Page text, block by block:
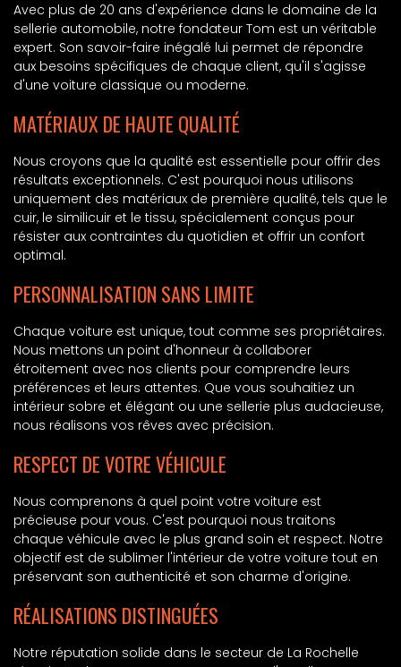
Avec plus de 20 ans d'expérience dans le domaine de la
sellerie automobile, notre fondateur Tom est un véritable
expert. Son savoir-faire inégalé lui permet de répondre
aux besoins spécifiques de chaque client, qu'il s'agisse
d'une voiture classique ou moderne.
MATÉRIAUX DE HAUTE QUALITÉ
Nous croyons que la qualité est essentielle pour offrir des
résultats exceptionnels. C'est pourquoi nous utilisons
uniquement des matériaux de première qualité, tels que le
cuir, le similicuir et le tissu, spécialement conçus pour
résister aux contraintes du quotidien et offrir un confort
optimal.
PERSONNALISATION SANS LIMITE
Chaque voiture est unique, tout comme ses propriétaires.
Nous mettons un point d'honneur à collaborer
étroitement avec nos clients pour comprendre leurs
préférences et leurs attentes. Que vous souhaitiez un
intérieur sobre et élégant ou une sellerie plus audacieuse,
nous réalisons vos rêves avec précision.
RESPECT DE VOTRE VÉHICULE
Nous comprenons à quel point votre voiture est
précieuse pour vous. C'est pourquoi nous traitons
chaque véhicule avec le plus grand soin et respect. Notre
objectif est de sublimer l'intérieur de votre voiture tout en
préservant son authenticité et son charme d'origine.
RÉALISATIONS DISTINGUÉES
Notre réputation solide dans le secteur de La Rochelle